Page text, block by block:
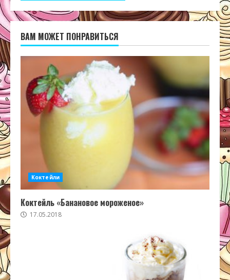
ВАМ МОЖЕТ ПОНРАВИТЬСЯ
Коктейли
Коктейль «Банановое мороженое»
17.05.2018